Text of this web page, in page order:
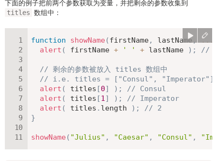
下面的例子把前两个参数获取为变量，并把剩余的参数收集到
titles 数组中：
function showName (firstName, lastName , ...
alert ( firstName + ' ' + lastName ) ; //
// 剩余的参数被放入 titles 数组中
// i.e. titles = ["Consul", "Imperator"]
alert ( titles [0] ) ;
// Consul
alert ( titles [1] ) ;
// Imperator
alert ( titles . length ) ;
// 2
}
showName ( "Julius" , "Caesar" , "Consul" ,